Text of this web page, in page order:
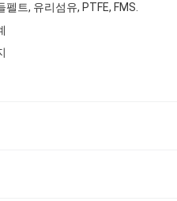
펠트, 유리섬유, PTFE, FMS.